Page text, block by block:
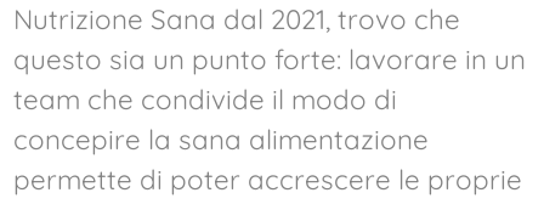
Nutrizione Sana dal 2021, trovo che
questo sia un punto forte: lavorare in un
team che condivide il modo di
concepire la sana alimentazione
permette di poter accrescere le proprie